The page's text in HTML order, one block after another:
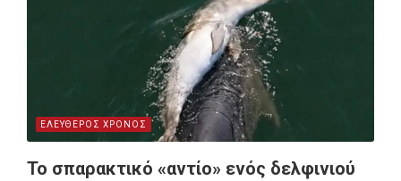
ΕΛΕΥΘΕΡΟΣ ΧΡΟΝΟΣ
Το σπαρακτικό «αντίο» ενός δελφινιού